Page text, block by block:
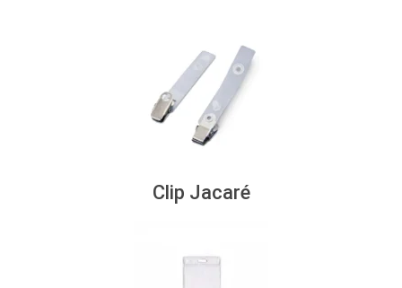
Clip Jacaré